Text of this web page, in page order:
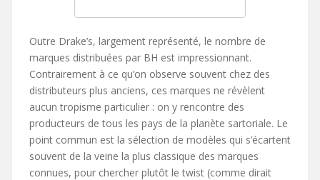
Outre Drake’s, largement représenté, le nombre de
marques distribuées par BH est impressionnant.
Contrairement à ce qu’on observe souvent chez des
distributeurs plus anciens, ces marques ne révèlent
aucun tropisme particulier : on y rencontre des
producteurs de tous les pays de la planète sartoriale. Le
point commun est la sélection de modèles qui s’écartent
souvent de la veine la plus classique des marques
connues, pour chercher plutôt le twist (comme dirait